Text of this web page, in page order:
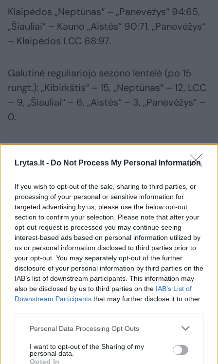
Lrytas.lt - Do Not Process My Personal Information
If you wish to opt-out of the sale, sharing to third parties, or
processing of your personal or sensitive information for
targeted advertising by us, please use the below opt-out
section to confirm your selection. Please note that after your
opt-out request is processed you may continue seeing
interest-based ads based on personal information utilized by
us or personal information disclosed to third parties prior to
your opt-out. You may separately opt-out of the further
disclosure of your personal information by third parties on the
IAB’s list of downstream participants. This information may
also be disclosed by us to third parties on the IAB’s List of
Downstream Participants that may further disclose it to other
Personal Data Processing Opt Outs
I want to opt-out of the Sharing of my
personal data.
Opted In
Klaipėdos „Neptūnas“ – „Panevėžys“ 94:65,
„Šiauliai“ – Kauno „Aistės“ 90:71, „Panevėžys“
– Klaipėdos LCC 68:97.
Galutinė reguliariojo sezono lentelė (po 15
rungt.): „Kibirkštis“ – 15, „Neptūnas“ – 12, LCC
– 9, „Šiauliai“ – 6, „Aistės“ – 3, „Panevėžys“ –
0.
Dvi stipriausios reguliariojo sezono
komandos iškart pateko į pusfinalį.
„Panevėžys“ ir „Šiauliai“ – „Aistės“.
***
Krepšinis
NKL
pergalių). Kauno „Žalgiris-2“ – Marijampolės
„Sūduva“ 62:71, Palangos „Olimpas“ – Šakių